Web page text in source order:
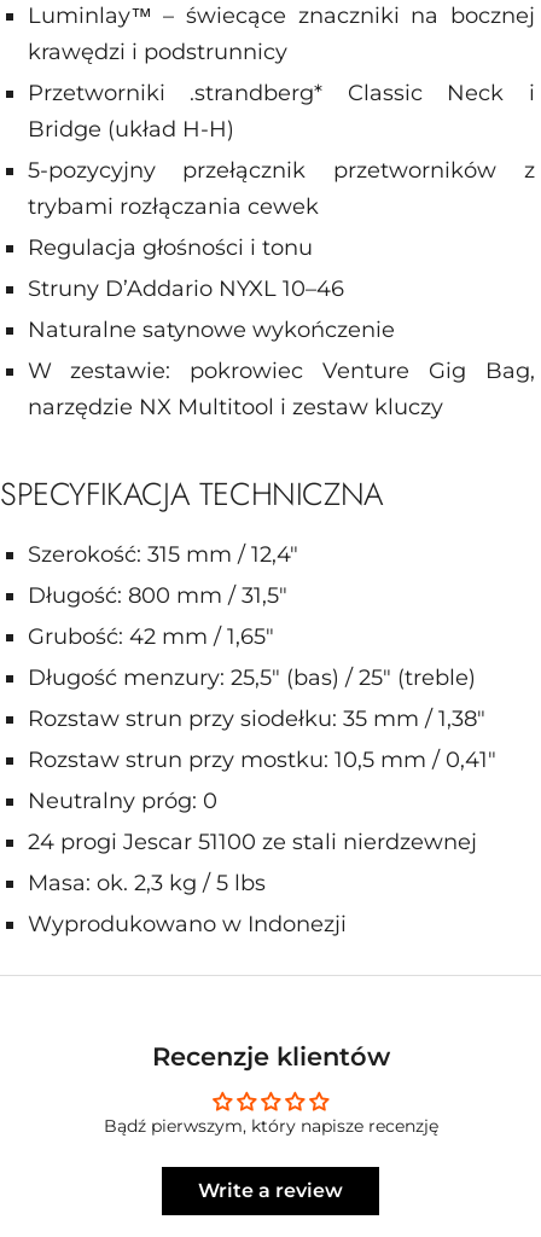
Luminlay™ – świecące znaczniki na bocznej
krawędzi i podstrunnicy
Przetworniki .strandberg* Classic Neck i
Bridge (układ H-H)
5-pozycyjny przełącznik przetworników z
trybami rozłączania cewek
Regulacja głośności i tonu
Struny D’Addario NYXL 10–46
Naturalne satynowe wykończenie
W zestawie: pokrowiec Venture Gig Bag,
narzędzie NX Multitool i zestaw kluczy
SPECYFIKACJA TECHNICZNA
Szerokość: 315 mm / 12,4″
Długość: 800 mm / 31,5″
Grubość: 42 mm / 1,65″
Długość menzury: 25,5″ (bas) / 25″ (treble)
Rozstaw strun przy siodełku: 35 mm / 1,38″
Rozstaw strun przy mostku: 10,5 mm / 0,41″
Neutralny próg: 0
24 progi Jescar 51100 ze stali nierdzewnej
Masa: ok. 2,3 kg / 5 lbs
Wyprodukowano w Indonezji
Recenzje klientów
Bądź pierwszym, który napisze recenzję
Write a review